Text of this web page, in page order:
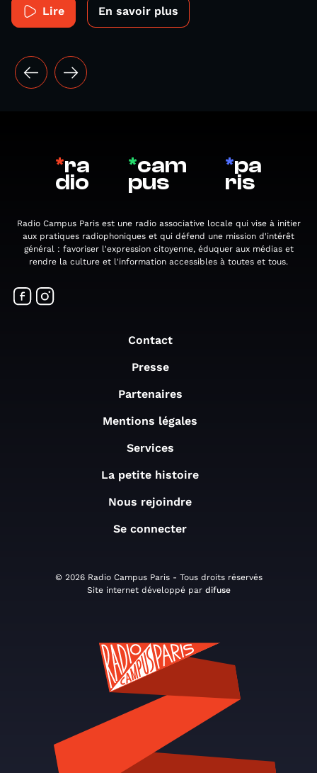
Lire En savoir plus
*ra
dio
*cam
pus
*pa
ris
Radio Campus Paris est une radio associative locale qui vise à initier
aux pratiques radiophoniques et qui défend une mission d'intérêt
général : favoriser l'expression citoyenne, éduquer aux médias et
rendre la culture et l'information accessibles à toutes et tous.
Contact
Presse
Partenaires
Mentions légales
Services
La petite histoire
Nous rejoindre
Se connecter
© 2026 Radio Campus Paris - Tous droits réservés
Site internet développé par difuse